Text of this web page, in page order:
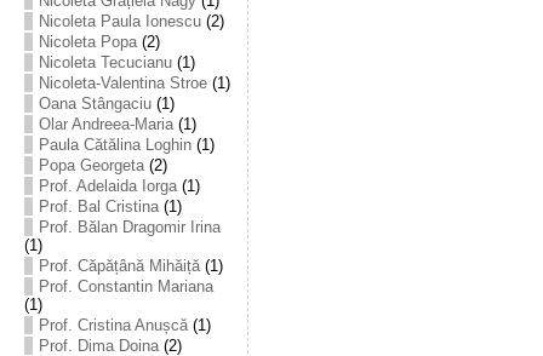
Nicoleta Paula Ionescu(2)
Nicoleta Popa(2)
Nicoleta Tecucianu(1)
Nicoleta-Valentina Stroe(1)
Oana Stângaciu(1)
Olar Andreea-Maria(1)
Paula Cătălina Loghin(1)
Popa Georgeta(2)
Prof. Adelaida Iorga(1)
Prof. Bal Cristina(1)
Prof. Bălan Dragomir Irina
(1)
Prof. Căpățână Mihăiță(1)
Prof. Constantin Mariana
(1)
Prof. Cristina Anușcă(1)
Prof. Dima Doina(2)